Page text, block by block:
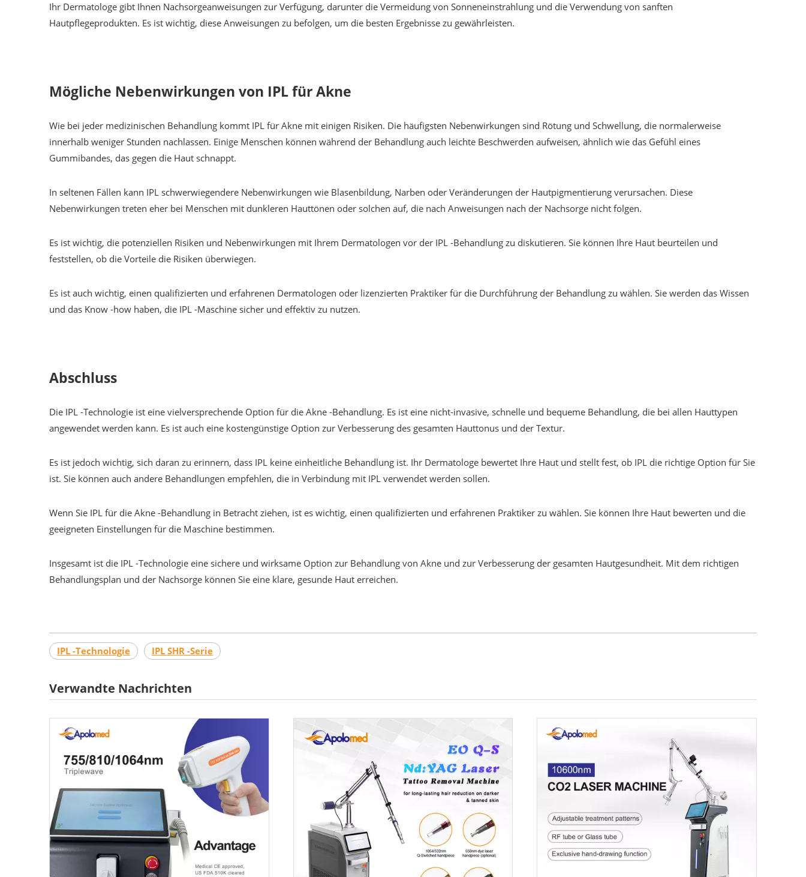
Ihr Dermatologe gibt Ihnen Nachsorgeanweisungen zur Verfügung, darunter die Vermeidung von Sonneneinstrahlung und die Verwendung von sanften
Hautpflegeprodukten. Es ist wichtig, diese Anweisungen zu befolgen, um die besten Ergebnisse zu gewährleisten.
Mögliche Nebenwirkungen von IPL für Akne
Wie bei jeder medizinischen Behandlung kommt IPL für Akne mit einigen Risiken. Die häufigsten Nebenwirkungen sind Rötung und Schwellung, die normalerweise
innerhalb weniger Stunden nachlassen. Einige Menschen können während der Behandlung auch leichte Beschwerden aufweisen, ähnlich wie das Gefühl eines
Gummibandes, das gegen die Haut schnappt.
In seltenen Fällen kann IPL schwerwiegendere Nebenwirkungen wie Blasenbildung, Narben oder Veränderungen der Hautpigmentierung verursachen. Diese
Nebenwirkungen treten eher bei Menschen mit dunkleren Hauttönen oder solchen auf, die nach Anweisungen nach der Nachsorge nicht folgen.
Es ist wichtig, die potenziellen Risiken und Nebenwirkungen mit Ihrem Dermatologen vor der IPL -Behandlung zu diskutieren. Sie können Ihre Haut beurteilen und
feststellen, ob die Vorteile die Risiken überwiegen.
Es ist auch wichtig, einen qualifizierten und erfahrenen Dermatologen oder lizenzierten Praktiker für die Durchführung der Behandlung zu wählen. Sie werden das Wissen
und das Know -how haben, die IPL -Maschine sicher und effektiv zu nutzen.
Abschluss
Die IPL -Technologie ist eine vielversprechende Option für die Akne -Behandlung. Es ist eine nicht-invasive, schnelle und bequeme Behandlung, die bei allen Hauttypen
angewendet werden kann. Es ist auch eine kostengünstige Option zur Verbesserung des gesamten Hauttonus und der Textur.
Es ist jedoch wichtig, sich daran zu erinnern, dass IPL keine einheitliche Behandlung ist. Ihr Dermatologe bewertet Ihre Haut und stellt fest, ob IPL die richtige Option für Sie
ist. Sie können auch andere Behandlungen empfehlen, die in Verbindung mit IPL verwendet werden sollen.
Wenn Sie IPL für die Akne -Behandlung in Betracht ziehen, ist es wichtig, einen qualifizierten und erfahrenen Praktiker zu wählen. Sie können Ihre Haut bewerten und die
geeigneten Einstellungen für die Maschine bestimmen.
Insgesamt ist die IPL -Technologie eine sichere und wirksame Option zur Behandlung von Akne und zur Verbesserung der gesamten Hautgesundheit. Mit dem richtigen
Behandlungsplan und der Nachsorge können Sie eine klare, gesunde Haut erreichen.
IPL -Technologie IPL SHR -Serie
Verwandte Nachrichten